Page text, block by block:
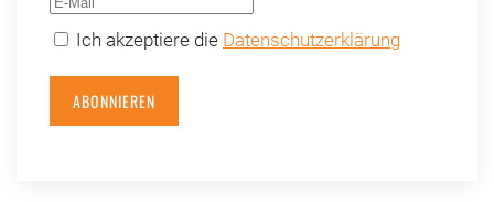
Ich akzeptiere die Datenschutzerklärung
ABONNIEREN